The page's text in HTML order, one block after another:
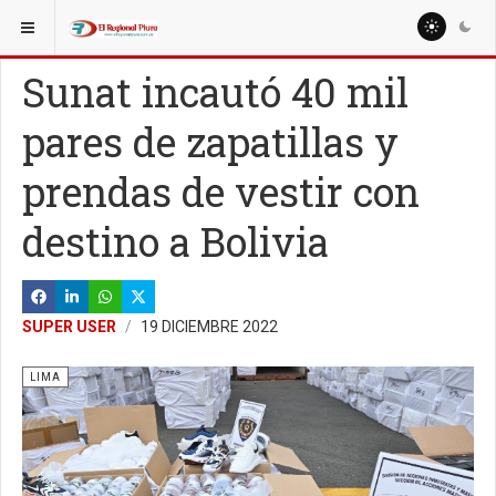
ESTÁ AQUÍ: NACIONALES
Sunat incautó 40 mil
pares de zapatillas y
prendas de vestir con
destino a Bolivia
SUPER USER 19 DICIEMBRE 2022
LIMA